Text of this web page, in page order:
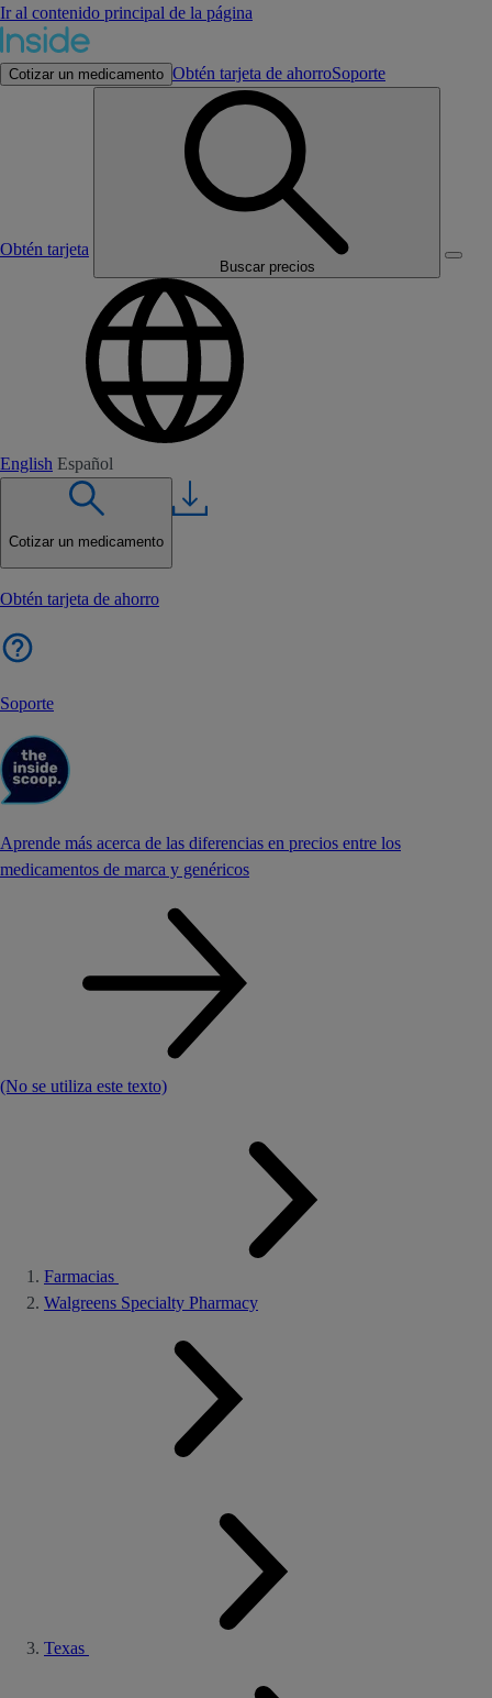
Ir al contenido principal de la página
Cotizar un medicamento Obtén tarjeta de ahorroSoporte
Obtén tarjeta
Buscar precios
English Español
Cotizar un medicamento
Obtén tarjeta de ahorro
Soporte
Aprende más acerca de las diferencias en precios entre los
medicamentos de marca y genéricos
(No se utiliza este texto)
Farmacias
Walgreens Specialty Pharmacy
Texas